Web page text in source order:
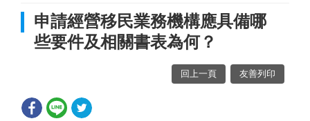
申請經營移民業務機構應具備哪
些要件及相關書表為何？
回上一頁 友善列印